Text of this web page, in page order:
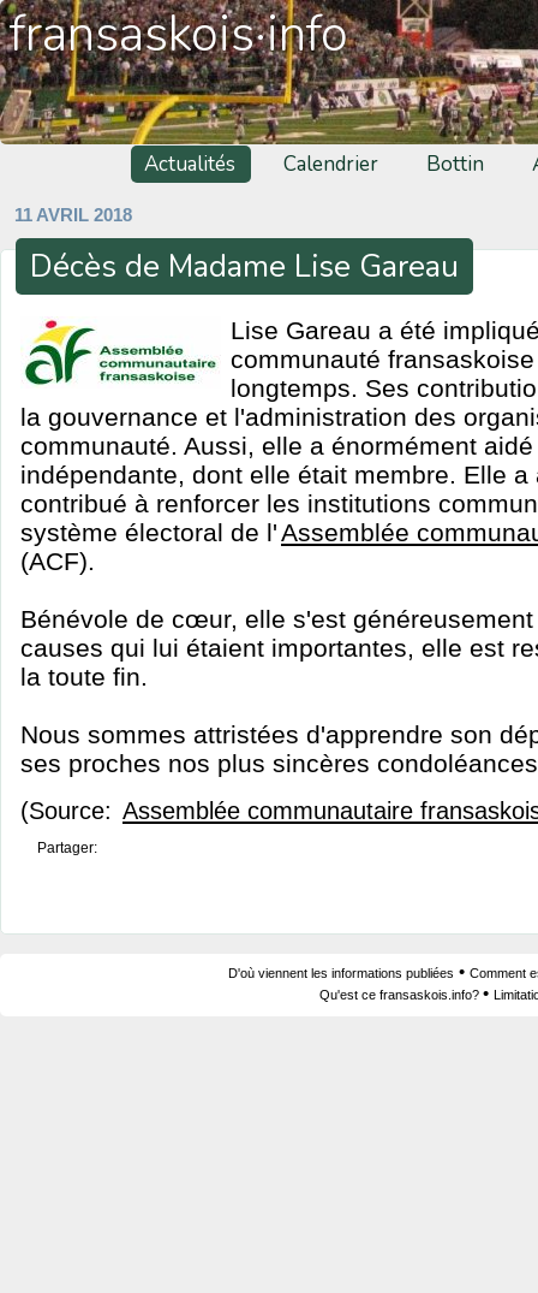
fransaskois·info
Actualités Calendrier Bottin
11 AVRIL 2018
Décès de Madame Lise Gareau
Lise Gareau a été
communauté
longtemps. Ses
la gouvernance et l'administration des
communauté. Aussi, elle a énormément
indépendante, dont elle était membre. Elle
contribué à renforcer les institutions
système électoral de l'Assemblée
(ACF).
Bénévole de cœur, elle s'est
causes qui lui étaient importantes, elle est
la toute fin.
Nous sommes attristées d'apprendre son
ses proches nos plus sincères
(Source: Assemblée communautaire
Partager:
D'où viennent les informations publiées • Comment
Qu'est ce fransaskois.info? •